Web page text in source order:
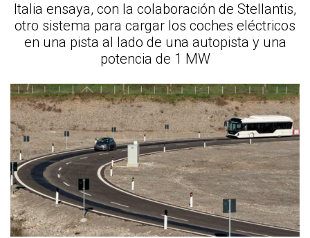
Italia ensaya, con la colaboración de Stellantis,
otro sistema para cargar los coches eléctricos
en una pista al lado de una autopista y una
potencia de 1 MW